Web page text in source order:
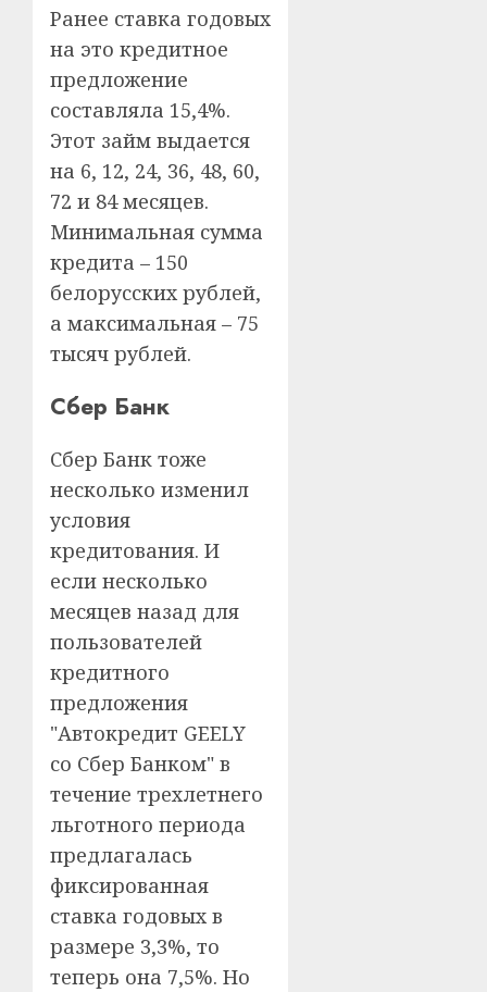
Ранее ставка годовых
на это кредитное
предложение
составляла 15,4%.
Этот займ выдается
на 6, 12, 24, 36, 48, 60,
72 и 84 месяцев.
Минимальная сумма
кредита – 150
белорусских рублей,
а максимальная – 75
тысяч рублей.
Сбер Банк
Сбер Банк тоже
несколько изменил
условия
кредитования. И
если несколько
месяцев назад для
пользователей
кредитного
предложения
"Автокредит GEELY
со Сбер Банком" в
течение трехлетнего
льготного периода
предлагалась
фиксированная
ставка годовых в
размере 3,3%, то
теперь она 7,5%. Но